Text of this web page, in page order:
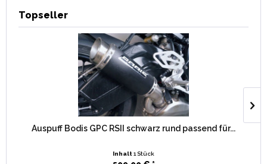
Topseller
Auspuff Bodis GPC RSII schwarz rund passend für...
Inhalt 1 Stück